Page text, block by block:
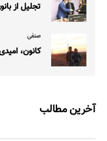
تجلیل از
صنفی
کانون،
آخرین مطالب